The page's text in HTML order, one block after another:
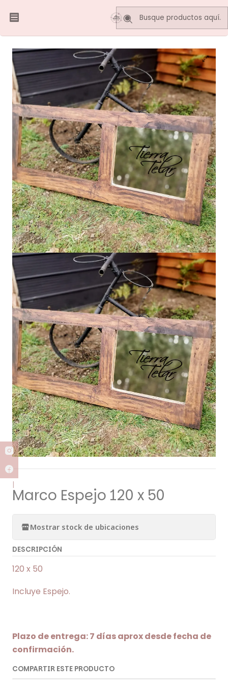
Marcos y Bastidores ESPEJOS
Marco Espejo 120 x 50
|
Marco Espejo 120 x 50
Mostrar stock de ubicaciones
DESCRIPCIÓN
120 x 50
Incluye Espejo.
Plazo de entrega: 7 días aprox desde fecha de
confirmación.
COMPARTIR ESTE PRODUCTO